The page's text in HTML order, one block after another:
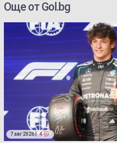
Още от Gol.bg
7 авг 2026 | 4